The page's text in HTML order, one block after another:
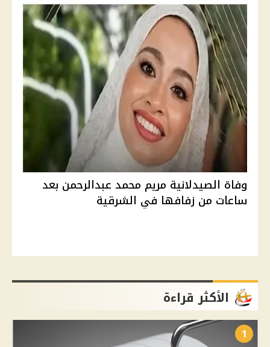
وفاة الصيدلانية مريم محمد عبدالرحمن بعد
ساعات من زفافها في الشرقية
الأكثر قراءة
1